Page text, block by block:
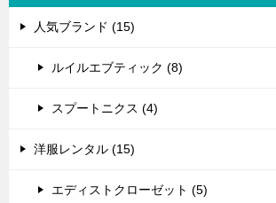
人気ブランド (15)
ルイルエブティック (8)
スプートニクス (4)
洋服レンタル (15)
エディストクローゼット (5)